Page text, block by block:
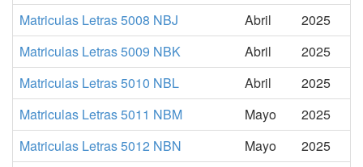
Matriculas Letras 5008 NBJ
Abril
2025
Matriculas Letras 5009 NBK
Abril
2025
Matriculas Letras 5010 NBL
Abril
2025
Matriculas Letras 5011 NBM
Mayo
2025
Matriculas Letras 5012 NBN
Mayo
2025